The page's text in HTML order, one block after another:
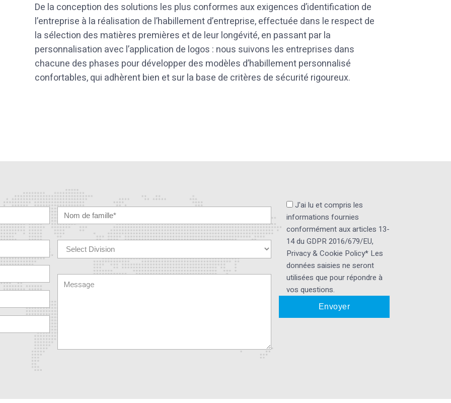
De la conception des solutions les plus conformes aux exigences d’identification de
l’entreprise à la réalisation de l’habillement d’entreprise, effectuée dans le respect de
la sélection des matières premières et de leur longévité, en passant par la
personnalisation avec l’application de logos : nous suivons les entreprises dans
chacune des phases pour développer des modèles d’habillement personnalisé
confortables, qui adhèrent bien et sur la base de critères de sécurité rigoureux.
J'ai lu et compris les
informations fournies
conformément aux articles 13-
14 du GDPR 2016/679/EU,
Privacy & Cookie Policy* Les
données saisies ne seront
utilisées que pour répondre à
vos questions.